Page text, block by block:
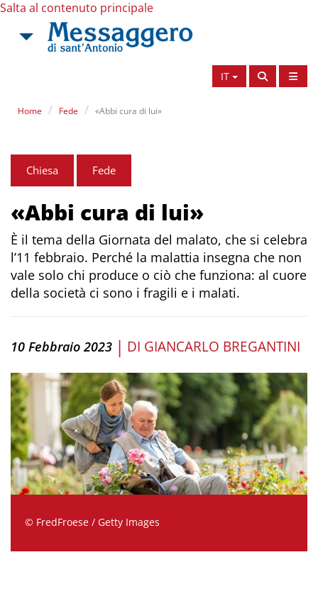
Salta al contenuto principale
IT
Home Fede «Abbi cura di lui»
Chiesa Fede
«Abbi cura di lui»
È il tema della Giornata del malato, che si celebra
l’11 febbraio. Perché la malattia insegna che non
vale solo chi produce o ciò che funziona: al cuore
della società ci sono i fragili e i malati.
10 Febbraio 2023 | DI GIANCARLO BREGANTINI
© FredFroese / Getty Images